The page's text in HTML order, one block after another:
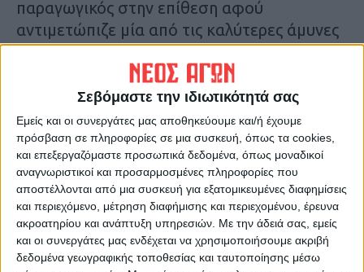
Σεβόμαστε την ιδιωτικότητά σας
Εμείς και οι συνεργάτες μας αποθηκεύουμε και/ή έχουμε
πρόσβαση σε πληροφορίες σε μια συσκευή, όπως τα cookies,
και επεξεργαζόμαστε προσωπικά δεδομένα, όπως μοναδικοί
αναγνωριστικοί και προσαρμοσμένες πληροφορίες που
αποστέλλονται από μια συσκευή για εξατομικευμένες διαφημίσεις
και περιεχόμενο, μέτρηση διαφήμισης και περιεχομένου, έρευνα
ακροατηρίου και ανάπτυξη υπηρεσιών. Με την άδειά σας, εμείς
και οι συνεργάτες μας ενδέχεται να χρησιμοποιήσουμε ακριβή
δεδομένα γεωγραφικής τοποθεσίας και ταυτοποίησης μέσω
παραγωγικός στην επίθεση αφού
αντιμετώπιζε μία από τις καλύτερες άμυνες
της Ευρώπης!
Τελικά οι Πειραιώτες ξέφυγαν στο τέταρτο
δεκάλεπτο κερδίζοντας το παιχνίδι με 71-
54.
ΤΑ ΔΕΚΑΛΕΠΤΑ: 21-14, 35-27, 53-42, 71-54
ΟΛΥΜΠΙΑΚΟΣ (Μπαρτζώκας): Γουόκαπ,
Γουίλιαμς-Γκος 5 (1 τρίποντο, 5 ασίστ),